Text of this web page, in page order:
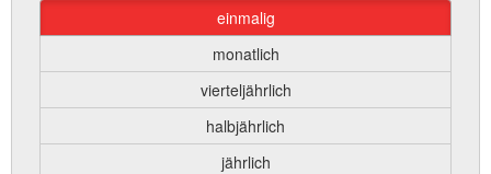
einmalig
monatlich
vierteljährlich
halbjährlich
jährlich